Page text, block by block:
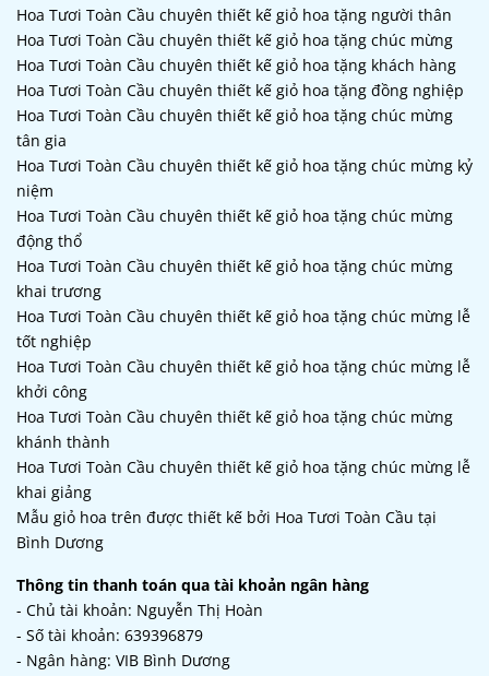
Hoa Tươi Toàn Cầu chuyên thiết kế giỏ hoa tặng người thân
Hoa Tươi Toàn Cầu chuyên thiết kế giỏ hoa tặng chúc mừng
Hoa Tươi Toàn Cầu chuyên thiết kế giỏ hoa tặng khách hàng
Hoa Tươi Toàn Cầu chuyên thiết kế giỏ hoa tặng đồng nghiệp
Hoa Tươi Toàn Cầu chuyên thiết kế giỏ hoa tặng chúc mừng
tân gia
Hoa Tươi Toàn Cầu chuyên thiết kế giỏ hoa tặng chúc mừng kỷ
niệm
Hoa Tươi Toàn Cầu chuyên thiết kế giỏ hoa tặng chúc mừng
động thổ
Hoa Tươi Toàn Cầu chuyên thiết kế giỏ hoa tặng chúc mừng
khai trương
Hoa Tươi Toàn Cầu chuyên thiết kế giỏ hoa tặng chúc mừng lễ
tốt nghiệp
Hoa Tươi Toàn Cầu chuyên thiết kế giỏ hoa tặng chúc mừng lễ
khởi công
Hoa Tươi Toàn Cầu chuyên thiết kế giỏ hoa tặng chúc mừng
khánh thành
Hoa Tươi Toàn Cầu chuyên thiết kế giỏ hoa tặng chúc mừng lễ
khai giảng
Mẫu giỏ hoa trên được thiết kế bởi Hoa Tươi Toàn Cầu tại
Bình Dương
Thông tin thanh toán qua tài khoản ngân hàng
- Chủ tài khoản: Nguyễn Thị Hoàn
- Số tài khoản: 639396879
- Ngân hàng: VIB Bình Dương